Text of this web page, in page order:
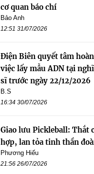
cơ quan báo chí
Bảo Anh
12:51 31/07/2026
Điện Biên quyết tâm
việc lấy mẫu ADN tại
sĩ trước ngày 22/12/2026
B.S
16:34 30/07/2026
Giao lưu Pickleball: Thắt
hợp, lan tỏa tinh thần
Phương Hiếu
21:56 26/07/2026